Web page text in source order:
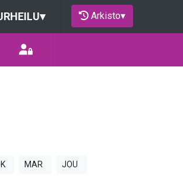
▾ Arkisto▾
MAR JOU